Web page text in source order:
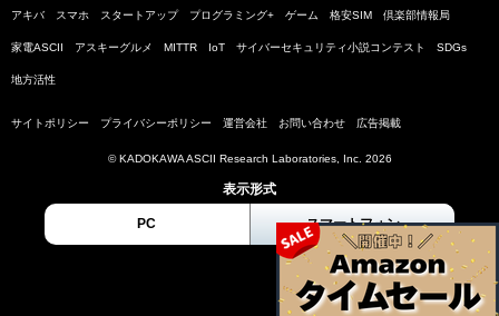
アキバ スマホ スタートアップ プログラミング+ ゲーム 格安SIM 倶楽部情報局
家電ASCII アスキーグルメ MITTR IoT サイバーセキュリティ小説コンテスト SDGs
地方活性
サイトポリシー プライバシーポリシー 運営会社 お問い合わせ 広告掲載
© KADOKAWA ASCII Research Laboratories, Inc. 2026
表示形式
PC スマートフォン